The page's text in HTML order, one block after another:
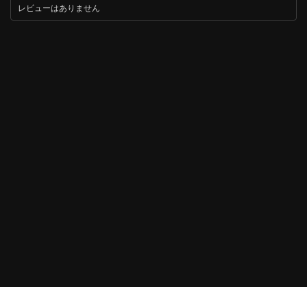
レビューはありません